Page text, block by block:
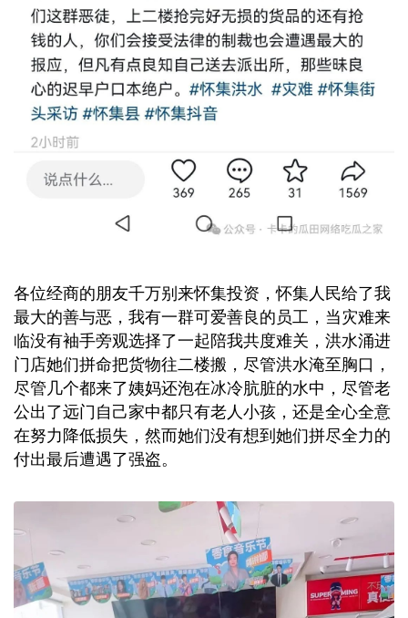
各位经商的朋友千万别来怀集投资，怀集人民给了我
最大的善与恶，我有一群可爱善良的员工，当灾难来
临没有袖手旁观选择了一起陪我共度难关，洪水涌进
门店她们拼命把货物往二楼搬，尽管洪水淹至胸口，
尽管几个都来了姨妈还泡在冰冷肮脏的水中，尽管老
公出了远门自己家中都只有老人小孩，还是全心全意
在努力降低损失，然而她们没有想到她们拼尽全力的
付出最后遭遇了强盗。